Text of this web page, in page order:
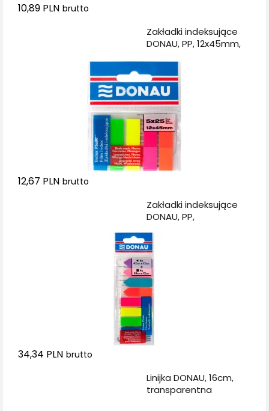
10,89 PLN brutto
Zakładki indeksujące
DONAU, PP, 12x45mm,
12,67 PLN brutto
Zakładki indeksujące
DONAU, PP,
stand. /strzałka,
4x25/4x25 kart., mix
kolorów
34,34 PLN brutto
Linijka DONAU, 16cm,
transparentna